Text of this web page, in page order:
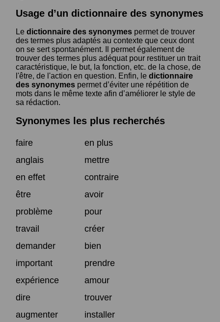
Usage d’un dictionnaire des synonymes
Le dictionnaire des synonymes permet de trouver
des termes plus adaptés au contexte que ceux dont
on se sert spontanément. Il permet également de
trouver des termes plus adéquat pour restituer un trait
caractéristique, le but, la fonction, etc. de la chose, de
l'être, de l'action en question. Enfin, le dictionnaire
des synonymes permet d’éviter une répétition de
mots dans le même texte afin d’améliorer le style de
sa rédaction.
Synonymes les plus recherchés
faire
en plus
anglais
mettre
en effet
contraire
être
avoir
problème
pour
travail
créer
demander
bien
important
prendre
expérience
amour
dire
trouver
augmenter
installer